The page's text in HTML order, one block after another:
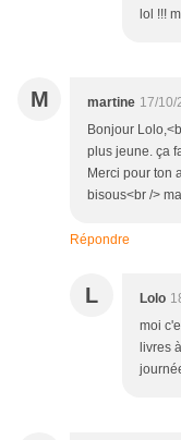
lol !!!
M martine 17/10/
Bonjour
plus jeune. ça
Merci pour ton
bisous<br />
Répondre
L Lolo
moi
livres